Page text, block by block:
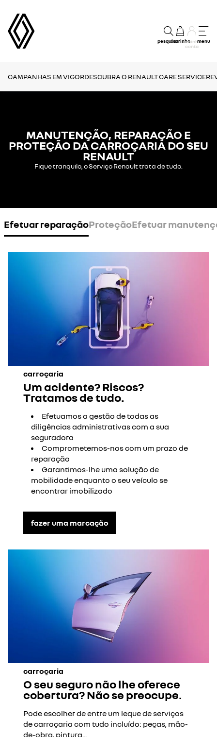
pesquisarcarrinhoa minha
conta
menu
CAMPANHAS EM VIGORDESCUBRA O RENAULT CARE SERVICE
MANUTENÇÃO, REPARAÇÃO E
PROTEÇÃO DA CARROÇARIA DO SEU
RENAULT
Fique tranquilo, o Serviço Renault trata de tudo.
Efetuar reparaçãoProteçãoEfetuar
carroçaria
Um acidente? Riscos?
Tratamos de tudo.
Efetuamos a gestão de todas as
diligências administrativas com a sua
seguradora
Comprometemos-nos com um prazo de
reparação
Garantimos-lhe uma solução de
mobilidade enquanto o seu veículo se
encontrar imobilizado
fazer uma marcação
carroçaria
O seu seguro não lhe oferece
cobertura? Não se preocupe.
Pode escolher de entre um leque de serviços
de carroçaria com tudo incluído: peças, mão-
de-obra, pintura...